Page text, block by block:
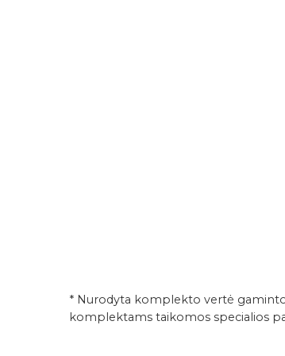
* Nurodyta komplekto vertė
komplektams taikomos specialios